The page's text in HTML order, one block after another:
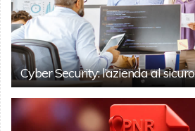
Cyber Security: l’azienda al sicuro